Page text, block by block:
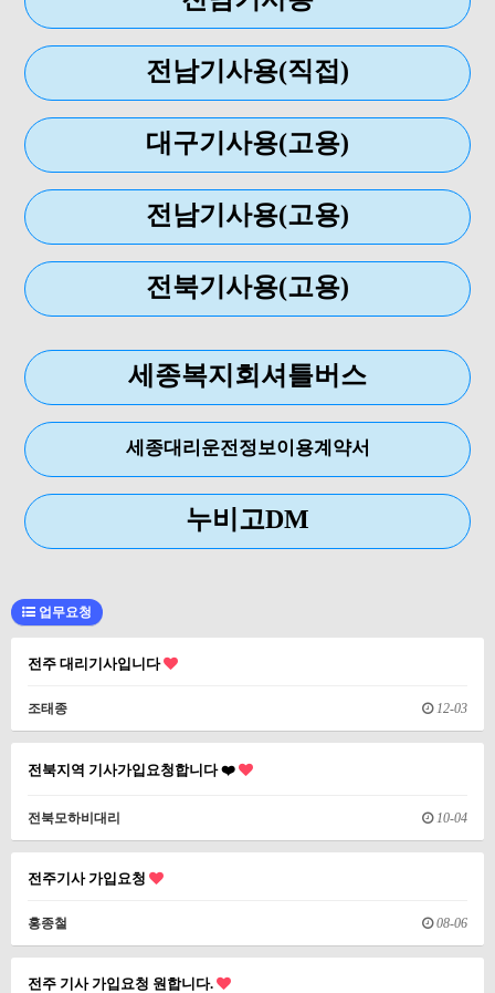
전남기사용(직접)
대구기사용(고용)
전남기사용(고용)
전북기사용(고용)
세종복지회셔틀버스
세종대리운전정보이용계약서
누비고DM
업무요청
전주 대리기사입니다
조태종 12-03
전북지역 기사가입요청합니다 ❤️
전북모하비대리 10-04
전주기사 가입요청
홍종철 08-06
전주 기사 가입요청 원합니다.